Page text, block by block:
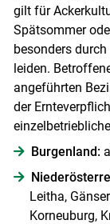
gilt für
Spätsommer
besonders
leiden.
angeführten
der
Burgenland:
Leitha,
Korneuburg,